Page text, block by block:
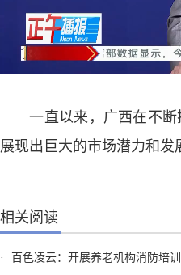
一直以来，广西在不断
展现出巨大的市场潜力和发
相关阅读
·
百色凌云：开展养老机构消防培